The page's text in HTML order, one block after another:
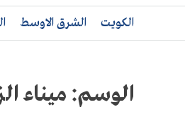
الكويت الشرق الاوسط
الوسم: ميناء